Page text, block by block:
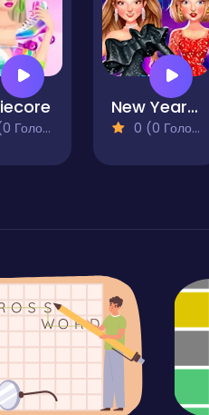
New Years Eve Cruise Party
0 (0 Голосів)